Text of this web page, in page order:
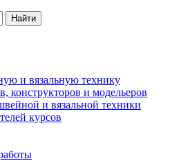
Найти
и вязальную технику
конструкторов и модельеров
и вязальной техники
курсов